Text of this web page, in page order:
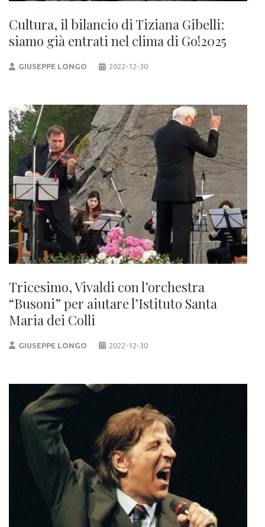
Cultura, il bilancio di Tiziana Gibelli:
siamo già entrati nel clima di Go!2025
GIUSEPPE LONGO 2022-12-30
Tricesimo, Vivaldi con l’orchestra
“Busoni” per aiutare l’Istituto Santa
Maria dei Colli
GIUSEPPE LONGO 2022-12-30